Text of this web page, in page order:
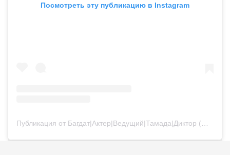
Посмотреть эту публикацию в Instagram
Публикация от Багдат|Актер|Ведущий|Тамада|Диктор (@bagdatturehan)